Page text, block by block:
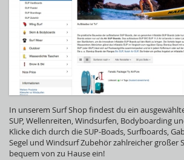
In unserem Surf Shop findest du ein
SUP, Wellenreiten, Windsurfen, Bodyboarding
Klicke dich durch die SUP-Boads, Surfboards,
Segel und Windsurf Zubehör zahlreicher großer
bequem von zu Hause ein!